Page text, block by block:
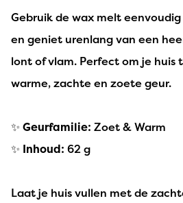
Gebruik de wax melt
en geniet urenlang van een
lont of vlam. Perfect om je huis
warme, zachte en zoete geur.
✨ Geurfamilie: Zoet & Warm
✨ Inhoud: 62 g
Laat je huis vullen met de